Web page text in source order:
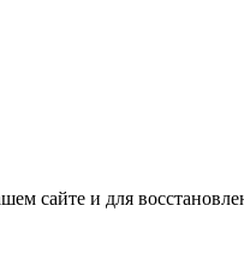
сайте и для